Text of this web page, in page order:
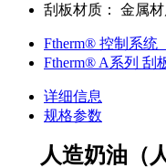
刮板材质：
金属
Ftherm® 控制系统
Ftherm® A系列 刮
详细信息
规格参数
人造奶油（